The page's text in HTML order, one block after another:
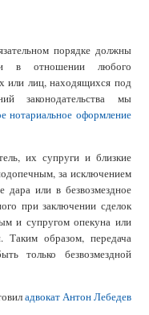
порядке должны
в отношении любого
или лиц, находящихся под
законодательства мы
нотариальное оформление
их супруги и близкие
за исключением
дара или в безвозмездное
при заключении сделок
и супругом опекуна или
Таким образом, передача
только безвозмездной
адвокат Антон Лебедев